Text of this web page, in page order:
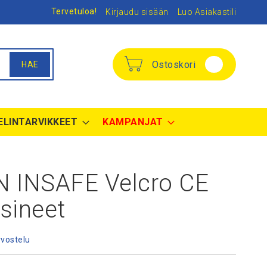
Tervetuloa! Kirjaudu sisään Luo Asiakastili
Ostoskori
HAE
KAMPANJAT
INSAFE Velcro CE